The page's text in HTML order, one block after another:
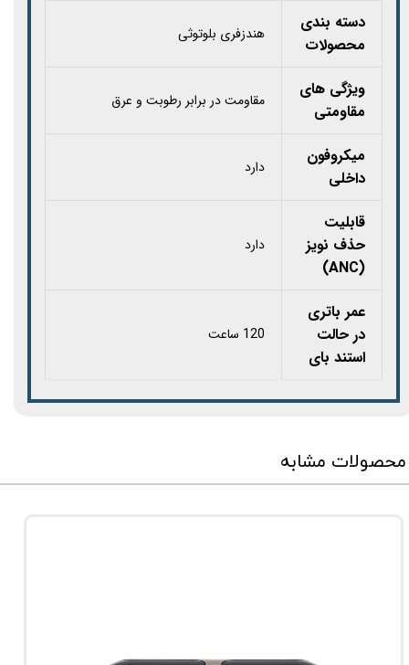
دسته بندی
محصولات
هندزفری بلوتوثی
ویژگی های
مقاومتی
مقاومت در برابر رطوبت و عرق
میکروفون
داخلی
دارد
قابلیت
حذف نویز
(ANC)
دارد
عمر باتری
در حالت
استند بای
120 ساعت
محصولات مشابه